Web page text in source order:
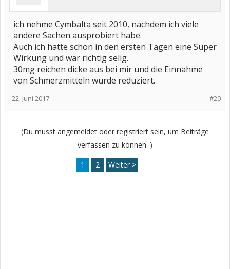
ich nehme Cymbalta seit 2010, nachdem ich viele
andere Sachen ausprobiert habe.
Auch ich hatte schon in den ersten Tagen eine Super
Wirkung und war richtig selig.
30mg reichen dicke aus bei mir und die Einnahme
von Schmerzmitteln wurde reduziert.
#20
22. Juni 2017
(Du musst angemeldet oder registriert sein, um Beiträge
verfassen zu können. )
1 2 Weiter >